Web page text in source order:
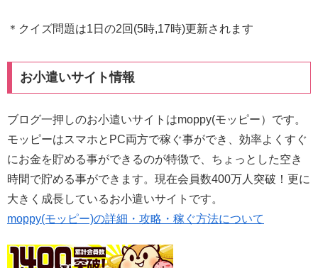
＊クイズ問題は1日の2回(5時,17時)更新されます
お小遣いサイト情報
ブログ一押しのお小遣いサイトはmoppy(モッピー）です。
モッピーはスマホとPC両方で稼ぐ事ができ、効率よくすぐ
にお金を貯める事ができるのが特徴で、ちょっとした空き
時間で貯める事ができます。現在会員数400万人突破！更に
大きく成長しているお小遣いサイトです。
moppy(モッピー)の詳細・攻略・稼ぐ方法について